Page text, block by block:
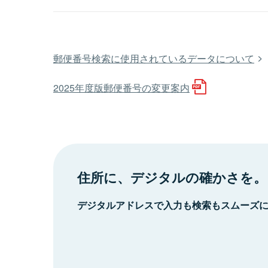
郵便番号検索に使用されているデータについて
2025年度版郵便番号の変更案内
住所に、デジタルの確かさを。
デジタルアドレスで入力も検索もスムーズ